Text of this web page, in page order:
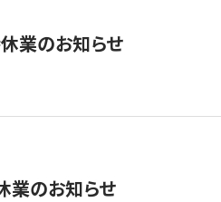
業のお知らせ
業のお知らせ